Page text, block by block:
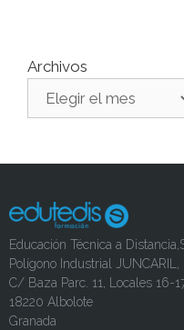
Archivos
Educación Técnica a
Polígono Industrial JUNCARIL,
C/ Baza Parc. 11, Locales 16-
18220 Albolote
Granada